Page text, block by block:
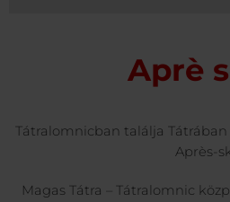
Aprè
Tátralomnicban találja
Après-
Magas Tátra – Tátralomnic